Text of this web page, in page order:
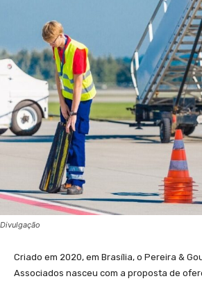
Divulgação
Criado em 2020, em Brasília, o Pereira &
Associados nasceu com a proposta de